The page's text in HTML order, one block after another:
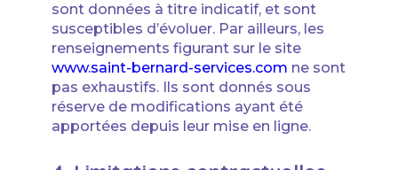
sont données à titre indicatif, et sont
susceptibles d’évoluer. Par ailleurs, les
renseignements figurant sur le site
www.saint-bernard-services.com ne sont
pas exhaustifs. Ils sont donnés sous
réserve de modifications ayant été
apportées depuis leur mise en ligne.